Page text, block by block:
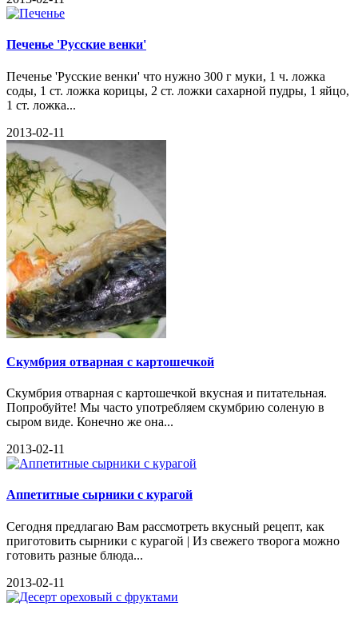
Печенье 'Русские венки'
Печенье 'Русские венки' что нужно 300 г муки, 1 ч. ложка
соды, 1 ст. ложка корицы, 2 ст. ложки сахарной пудры, 1 яйцо,
1 ст. ложка...
2013-02-11
Скумбрия отварная с картошечкой
Скумбрия отварная с картошечкой вкусная и питательная.
Попробуйте! Мы часто употребляем скумбрию соленую в
сыром виде. Конечно же она...
2013-02-11
Аппетитные сырники с курагой
Сегодня предлагаю Вам рассмотреть вкусный рецепт, как
приготовить сырники с курагой | Из свежего творога можно
готовить разные блюда...
2013-02-11